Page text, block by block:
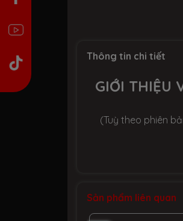
Thông tin chi tiết
GIỚI THIỆU
(Tuỳ theo phiên
Sản phẩm liên quan